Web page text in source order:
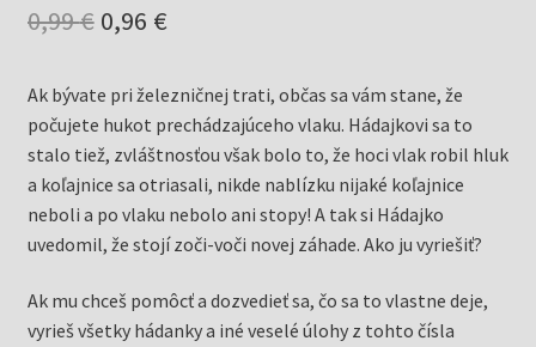
0,99€ Pôvodná
bola:
0,99 €.
0,96 €Aktuálna
je:
0,96 €.
Ak bývate pri železničnej trati, občas sa vám stane, že
počujete hukot prechádzajúceho vlaku. Hádajkovi sa to
stalo tiež, zvláštnosťou však bolo to, že hoci vlak robil hluk
a koľajnice sa otriasali, nikde nablízku nijaké koľajnice
neboli a po vlaku nebolo ani stopy! A tak si Hádajko
uvedomil, že stojí zoči-voči novej záhade. Ako ju vyriešiť?
Ak mu chceš pomôcť a dozvedieť sa, čo sa to vlastne deje,
vyrieš všetky hádanky a iné veselé úlohy z tohto čísla